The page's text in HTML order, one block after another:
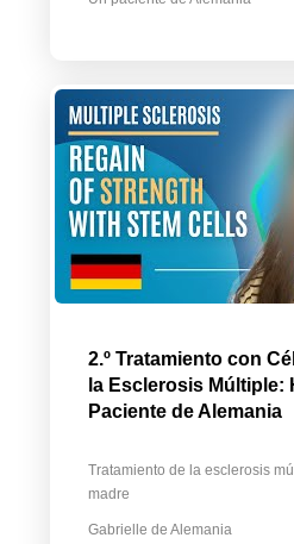
2.º Tratamiento con
la Esclerosis Múltiple:
Paciente de Alemania
Tratamiento de la esclerosis
madre
Gabrielle de Alemania